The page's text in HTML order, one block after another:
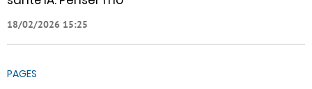
18/02/2026 15:25
PAGES